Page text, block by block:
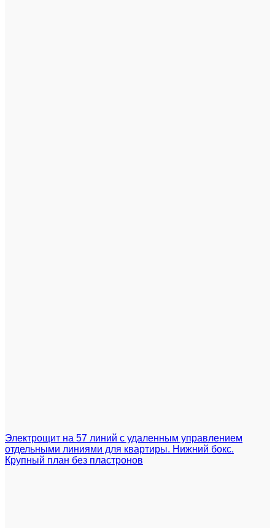
Электрощит на 57 линий с удаленным управлением
отдельными линиями для квартиры. Нижний бокс.
Крупный план без пластронов